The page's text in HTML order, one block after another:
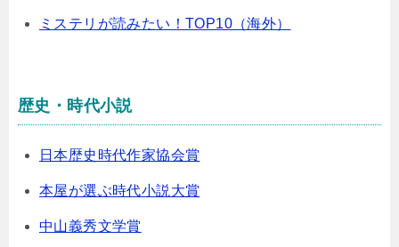
ミステリが読みたい！TOP10（海外）
歴史・時代小説
日本歴史時代作家協会賞
本屋が選ぶ時代小説大賞
中山義秀文学賞